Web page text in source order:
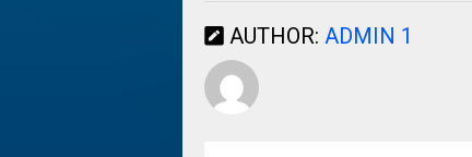
AUTHOR: ADMIN 1